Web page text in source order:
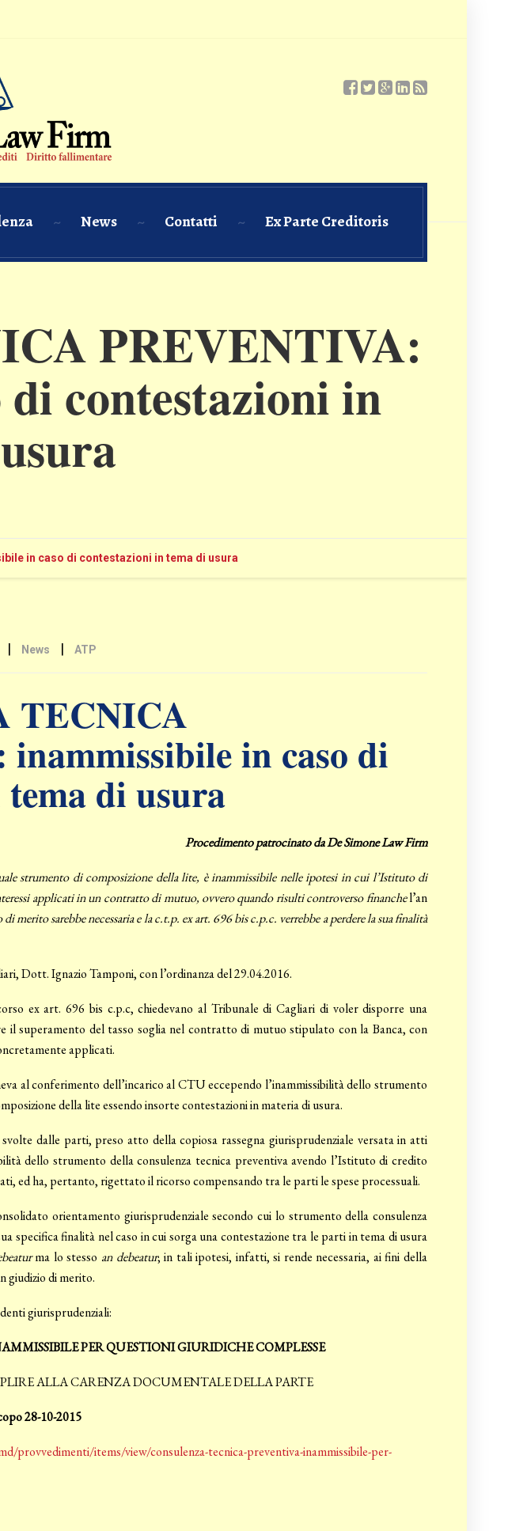
News Contatti Ex Parte Creditoris
PREVENTIVA:
contestazioni in
in caso di contestazioni in tema di usura
| News | ATP
TECNICA
in caso di
di usura
Procedimento patrocinato da De Simone Law Firm
strumento di composizione della lite, è inammissibile nelle ipotesi in cui l’Istituto di
applicati in un contratto di mutuo, ovvero quando risulti controverso financhel’an
merito sarebbe necessaria e la c.t.p. ex art. 696 bis c.p.c. verrebbe a perdere la sua finalità
Dott. Ignazio Tamponi, con l’ordinanza del 29.04.2016.
ex art. 696 bis c.p.c, chiedevano al Tribunale di Cagliari di voler disporre una
il superamento del tasso soglia nel contratto di mutuo stipulato con la Banca, con
applicati.
al conferimento dell’incarico al CTU eccependo l’inammissibilità dello strumento
della lite essendo insorte contestazioni in materia di usura.
dalle parti, preso atto della copiosa rassegna giurisprudenziale versata in atti
dello strumento della consulenza tecnica preventiva avendo l’Istituto di credito
ed ha, pertanto, rigettato il ricorso compensando tra le parti le spese processuali.
orientamento giurisprudenziale secondo cui lo strumento della consulenza
specifica finalità nel caso in cui sorga una contestazione tra le parti in tema di usura
ma lo stesso an debeatur; in tali ipotesi, infatti, si rende necessaria, ai fini della
giudizio di merito.
giurisprudenziali:
PER QUESTIONI GIURIDICHE COMPLESSE
ALLA CARENZA DOCUMENTALE DELLA PARTE
28-10-2015
items/view/consulenza-tecnica-preventiva-inammissibile-per-